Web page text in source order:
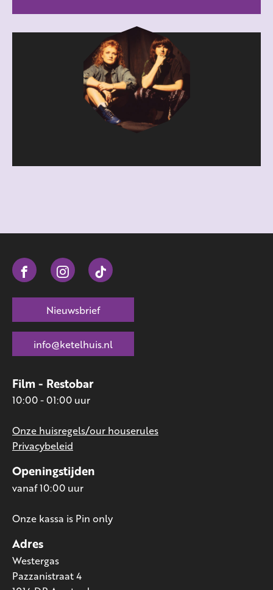
Adres
Westergas
Pazzanistraat 4
Openingstijden
vanaf 10:00 uur
Onze kassa is Pin only
Film - Restobar
10:00 - 01:00 uur
Onze huisregels/our houserules
Privacybeleid
Nieuwsbrief
info@ketelhuis.nl